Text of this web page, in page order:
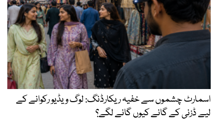
اسمارٹ چشموں سے خفیہ ریکارڈنگ: لوگ ویڈیو رکوانے کے
لیے ڈزنی کے گانے کیوں گانے لگے؟